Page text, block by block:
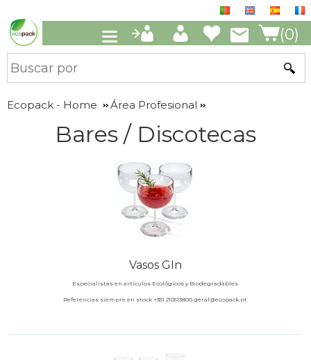
(0)
Ecopack - Home Área Profesional
Bares / Discotecas
Vasos GIn
Especialistas en artículos Ecológicos y Biodegradables
Referencias siempre en stock +351 210513800 geral@ecopack.pt